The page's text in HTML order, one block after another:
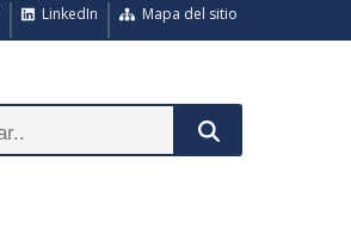
Mapa del sitio
LinkedIn